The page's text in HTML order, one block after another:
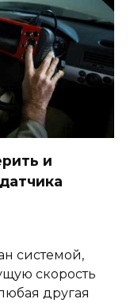
и
системой,
скорость
другая